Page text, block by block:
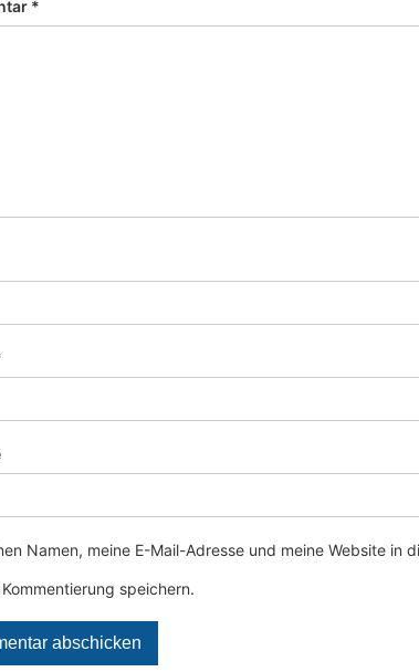
*
Namen, meine E-Mail-Adresse und meine Website in
speichern.